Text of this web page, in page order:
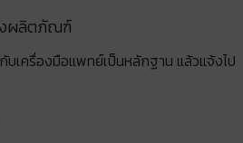
งผลิตภัณฑ์
เครื่องมือแพทย์เป็นหลักฐาน แล้วแจ้งไป